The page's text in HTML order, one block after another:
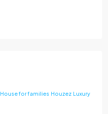
House for families Houzez Luxury